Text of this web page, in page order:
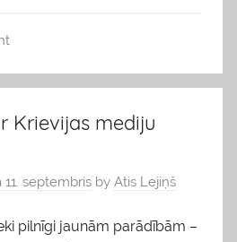
Krievijas mediju
11. septembris by Atis Lejiņš
pilnīgi jaunām parādībām –